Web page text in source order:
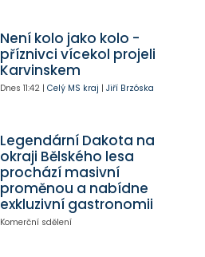
Není kolo jako kolo -
příznivci vícekol projeli
Karvinskem
Dnes 11:42| Celý MS kraj | Jiří Brzóska
Legendární Dakota na
okraji Bělského lesa
prochází masivní
proměnou a nabídne
exkluzivní gastronomii
Komerční sdělení